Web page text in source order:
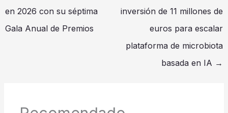
en 2026 con su séptima
Gala Anual de Premios
inversión de 11 millones de
euros para escalar
plataforma de microbiota
basada en IA →